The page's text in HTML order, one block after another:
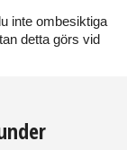
inte ombesiktiga
detta görs vid